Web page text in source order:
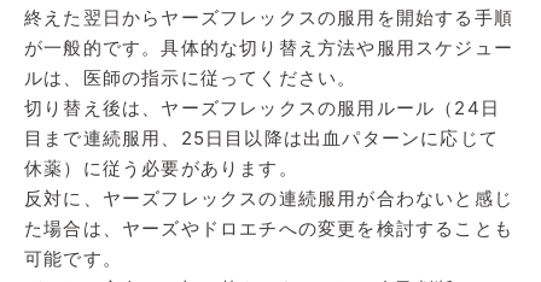
終えた翌日からヤーズフレックスの服用を開始する手順
が一般的です。具体的な切り替え方法や服用スケジュー
ルは、医師の指示に従ってください。
切り替え後は、ヤーズフレックスの服用ルール（24日
目まで連続服用、25日目以降は出血パターンに応じて
休薬）に従う必要があります。
反対に、ヤーズフレックスの連続服用が合わないと感じ
た場合は、ヤーズやドロエチへの変更を検討することも
可能です。